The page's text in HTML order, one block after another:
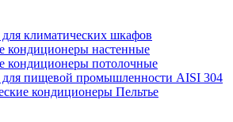
климатических шкафов
настенные
потолочные
пищевой промышленности AISI 304
кондиционеры Пельтье